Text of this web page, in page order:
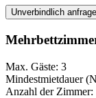
Unverbindlich
Max. Gäste: 3
Mindestmietdauer
Anzahl der Zimmer: